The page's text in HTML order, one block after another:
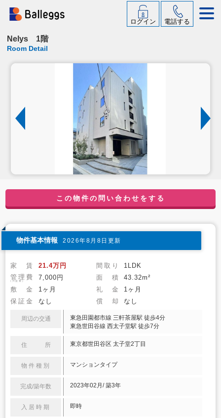
ログイン 電話する
Nelys 1階
Room Detail
この物件の問い合わせをする
物件基本情報 2026年8月8日更新
家 賃 21.4万円 間取り
1LDK
管理費
(共益費) 7,000円 面 積
43.32m²
敷 金
1ヶ月 礼 金
1ヶ月
保証金
なし 償 却 なし
周辺の交通
東急田園都市線 三軒茶屋駅 徒歩4分
東急世田谷線 西太子堂駅 徒歩7分
住 所 東京都世田谷区 太子堂2丁目
物件種別 マンションタイプ
完成/築年数 2023年02月/ 築3年
入居時期 即時